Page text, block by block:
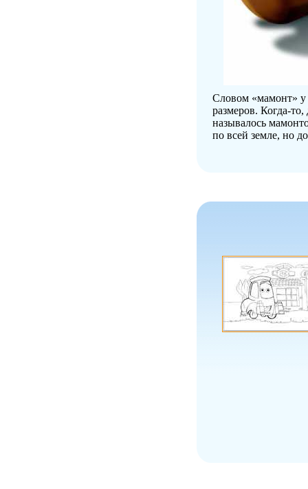
Словом «мамонт» у
размеров. Когда-
называлось
по всей земле, но